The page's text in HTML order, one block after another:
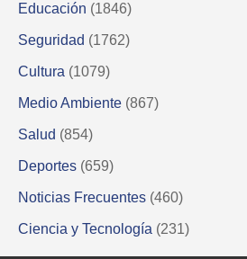
Educación (1846)
Seguridad (1762)
Cultura (1079)
Medio Ambiente (867)
Salud (854)
Deportes (659)
Noticias Frecuentes (460)
Ciencia y Tecnología (231)